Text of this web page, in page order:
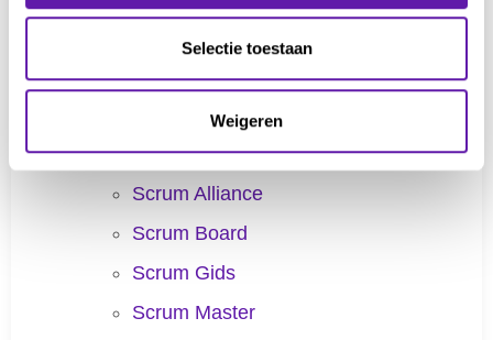
Selectie toestaan
Weigeren
Product Doel
Product Owner
Scaled Professional Scrum
Scrum Alliance
Scrum Board
Scrum Gids
Scrum Master